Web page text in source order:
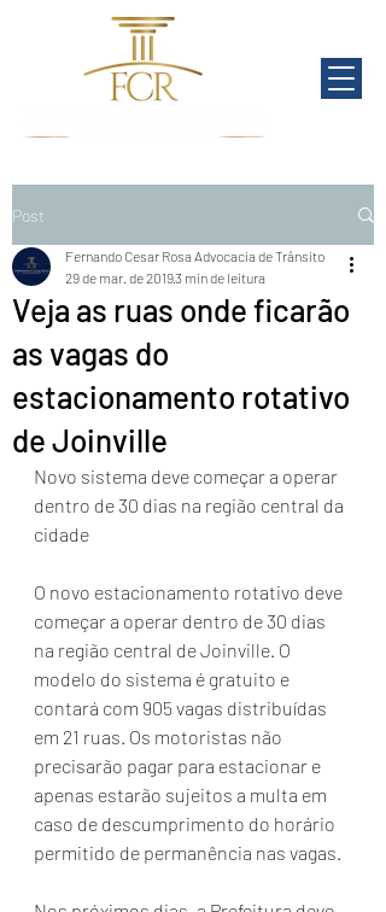
Post
Veja as ruas onde ficarão
as vagas do
estacionamento rotativo
de Joinville
Fernando Cesar Rosa Advocacia de Trânsito
29 de mar. de 20193 min de leitura
Novo sistema deve começar a operar
dentro de 30 dias na região central da
cidade
​O novo estacionamento rotativo deve
começar a operar dentro de 30 dias
na região central de Joinville. O
modelo do sistema é gratuito e
contará com 905 vagas distribuídas
em 21 ruas. Os motoristas não
precisarão pagar para estacionar e
apenas estarão sujeitos a multa em
caso de descumprimento do horário
permitido de permanência nas vagas.